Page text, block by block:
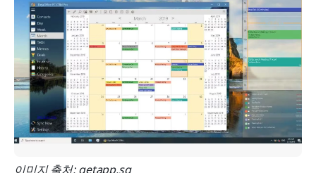
이미지 출처: getapp.sg